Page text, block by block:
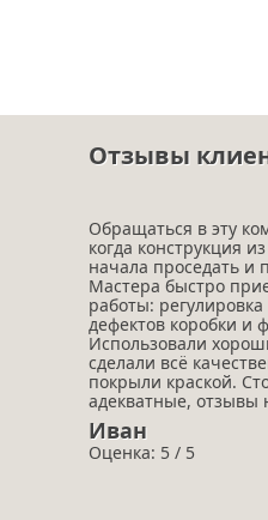
Отзывы
Обращаться в эту
когда конструкция
начала проседать и
Мастера быстро
работы:
дефектов коробки и
Использовали
сделали всё
покрыли краской.
адекватные, отзывы
Иван
Оценка: 5 / 5